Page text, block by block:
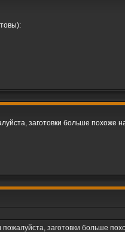
заготовки больше
заготовки больше